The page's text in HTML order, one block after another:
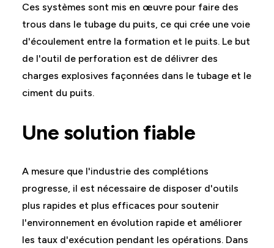
Ces systèmes sont mis en œuvre pour faire des
trous dans le tubage du puits, ce qui crée une voie
d'écoulement entre la formation et le puits. Le but
de l'outil de perforation est de délivrer des
charges explosives façonnées dans le tubage et le
ciment du puits.
Une solution fiable
A mesure que l'industrie des complétions
progresse, il est nécessaire de disposer d'outils
plus rapides et plus efficaces pour soutenir
l'environnement en évolution rapide et améliorer
les taux d'exécution pendant les opérations. Dans